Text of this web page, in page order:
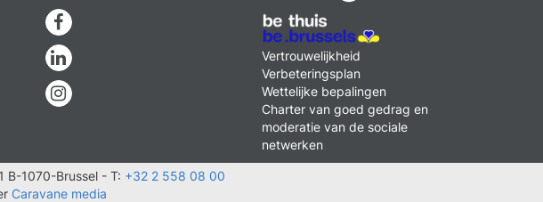
Facebook
Linkedin
Instagram
MENU
FOOTER
LEGAL
Vertrouwelijkheid
Verbeteringsplan
Wettelijke bepalingen
Charter van goed gedrag en
moderatie van de sociale
netwerken
B-1070-Brussel - T: +32 2 558 08 00
Caravane media